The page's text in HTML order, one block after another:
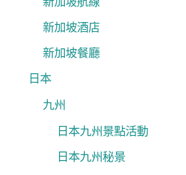
新加坡酒店
新加坡餐廳
日本
九州
日本九州景點活動
日本九州秘景